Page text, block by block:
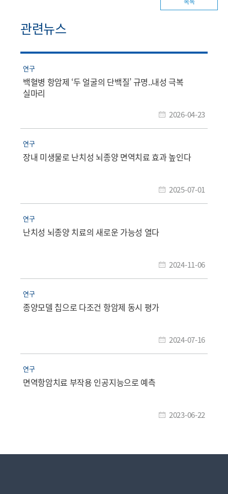
관련뉴스
연구
백혈병 항암제 ‘두 얼굴의 단백질’ 규명..내성 극복
실마리
2026-04-23
연구
장내 미생물로 난치성 뇌종양 면역치료 효과 높인다
2025-07-01
연구
난치성 뇌종양 치료의 새로운 가능성 열다
2024-11-06
연구
종양모델 칩으로 다조건 항암제 동시 평가
2024-07-16
연구
면역항암치료 부작용 인공지능으로 예측
2023-06-22